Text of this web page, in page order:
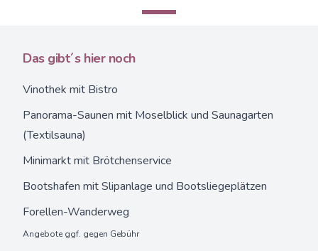
Das gibt´s hier noch
Vinothek mit Bistro
Panorama-Saunen mit Moselblick und Saunagarten
(Textilsauna)
Minimarkt mit Brötchenservice
Bootshafen mit Slipanlage und Bootsliegeplätzen
Forellen-Wanderweg
Angebote ggf. gegen Gebühr